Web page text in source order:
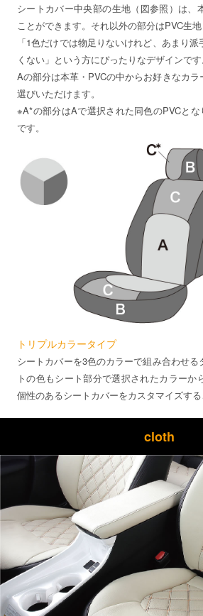
シートカバー中央部の生地（図参照）は、
ことができます。それ以外の部分はPVC生地
「1色だけでは物足りないけれど、あまり
くない」という方にぴったりなデザインです
Aの部分は本革・PVCの中からお好きなカ
選びいただけます。
※A*の部分はAで選択された同色のPVCと
です。
トリプルカラータイプ
シートカバーを3色のカラーで組み合わせ
トの色もシート部分で選択されたカラーか
個性のあるシートカバーをカスタマイズする
cloth